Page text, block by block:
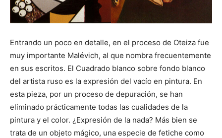
Entrando un poco en detalle, en el proceso de Oteiza fue
muy importante Malévich, al que nombra frecuentemente
en sus escritos. El Cuadrado blanco sobre fondo blanco
del artista ruso es la expresión del vacío en pintura. En
esta pieza, por un proceso de depuración, se han
eliminado prácticamente todas las cualidades de la
pintura y el color. ¿Expresión de la nada? Más bien se
trata de un objeto mágico, una especie de fetiche como